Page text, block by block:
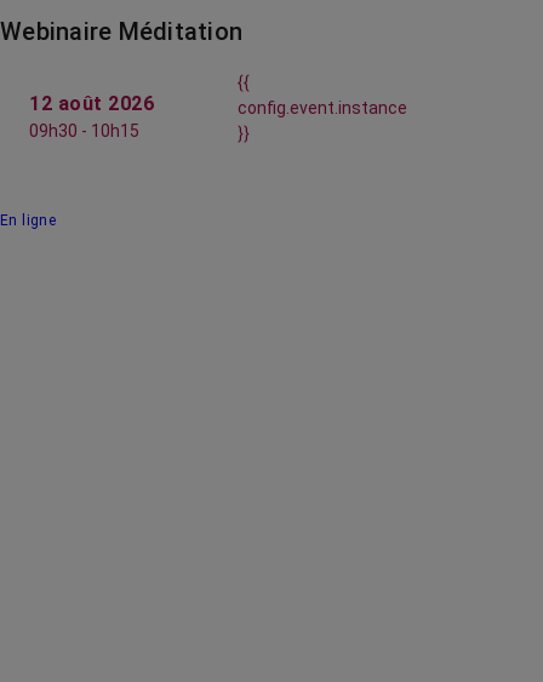
Webinaire Méditation
12 août 2026
09h30 - 10h15
{{
config.event.instance
}}
En ligne